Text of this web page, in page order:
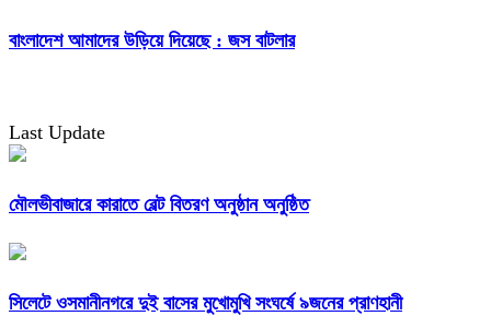
বাংলাদেশ আমাদের উড়িয়ে দিয়েছে : জস বাটলার
Last Update
মৌলভীবাজারে কারাতে বেল্ট বিতরণ অনুষ্ঠান অনুষ্ঠিত
সিলেটে ওসমানীনগরে দুই বাসের মুখোমুখি সংঘর্ষে ৯জনের প্রাণহানী